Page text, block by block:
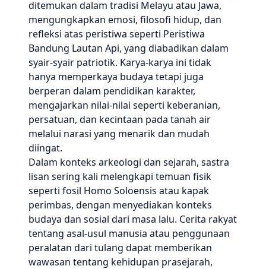
ditemukan dalam tradisi Melayu atau Jawa,
mengungkapkan emosi, filosofi hidup, dan
refleksi atas peristiwa seperti Peristiwa
Bandung Lautan Api, yang diabadikan dalam
syair-syair patriotik. Karya-karya ini tidak
hanya memperkaya budaya tetapi juga
berperan dalam pendidikan karakter,
mengajarkan nilai-nilai seperti keberanian,
persatuan, dan kecintaan pada tanah air
melalui narasi yang menarik dan mudah
diingat.
Dalam konteks arkeologi dan sejarah, sastra
lisan sering kali melengkapi temuan fisik
seperti fosil Homo Soloensis atau kapak
perimbas, dengan menyediakan konteks
budaya dan sosial dari masa lalu. Cerita rakyat
tentang asal-usul manusia atau penggunaan
peralatan dari tulang dapat memberikan
wawasan tentang kehidupan prasejarah,